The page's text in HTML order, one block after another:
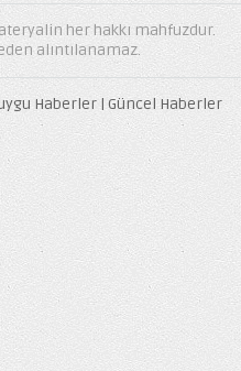
her hakkı mahfuzdur.
alıntılanamaz.
Haberler | Güncel Haberler